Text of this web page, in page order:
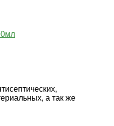
а так же